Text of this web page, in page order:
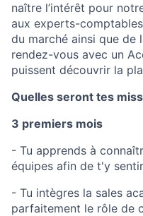
naître l’intérêt pour
aux experts-
du marché ainsi que de
rendez-vous avec un
puissent découvrir la
Quelles seront tes
3 premiers mois
- Tu apprends à
équipes afin de t'y
- Tu intègres la sales
parfaitement le rôle de